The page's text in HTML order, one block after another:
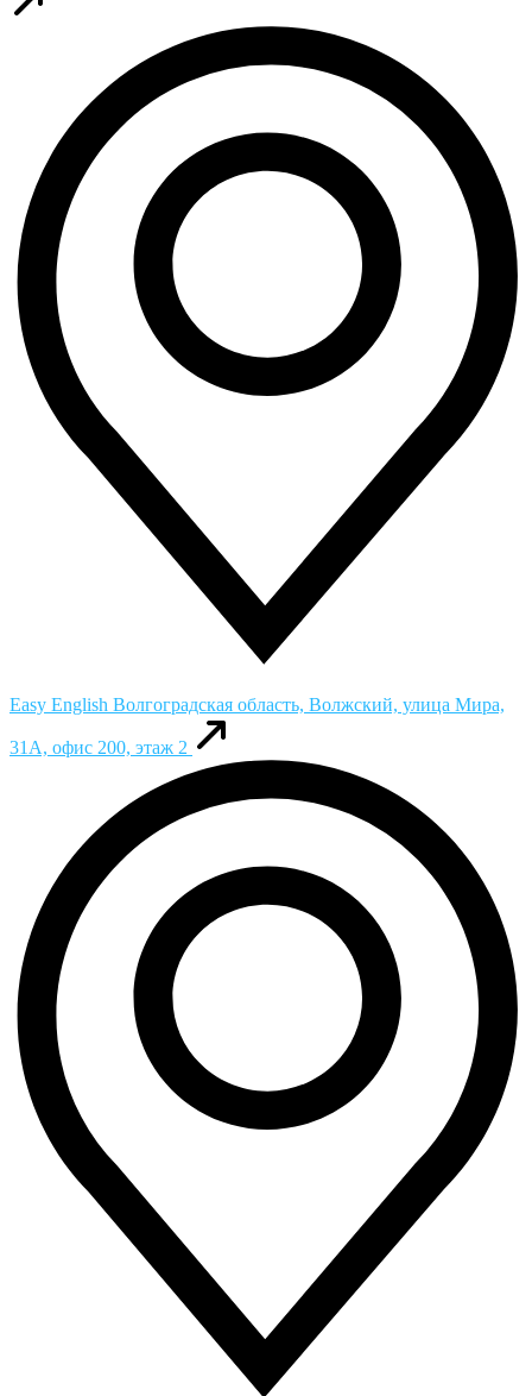
Easy English Волгоградская область, Волжский, улица Мира,
31А, офис 200, этаж 2